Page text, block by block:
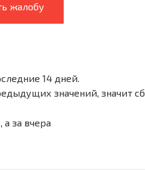
жалобу
14 дней.
значений, значит
, а за вчера